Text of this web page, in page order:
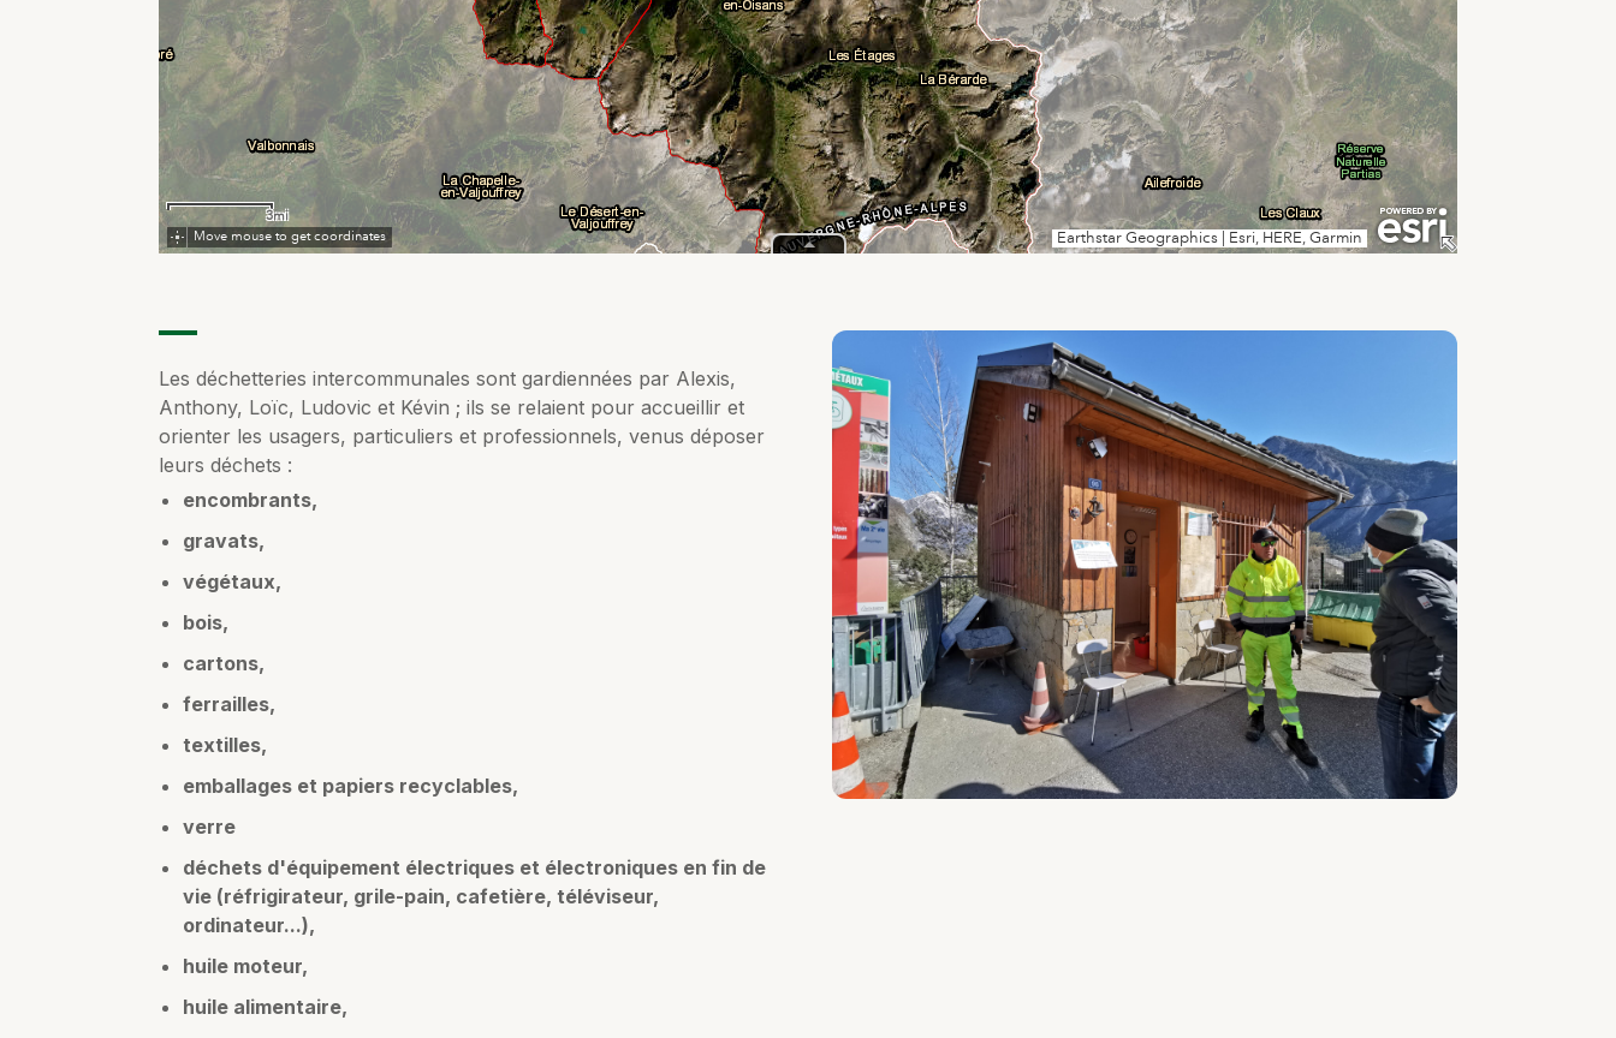
Les déchetteries intercommunales sont gardiennées par Alexis,
Anthony, Loïc, Ludovic et Kévin ; ils se relaient pour accueillir et
orienter les usagers, particuliers et professionnels, venus déposer
leurs déchets :
encombrants,
gravats,
végétaux,
bois,
cartons,
ferrailles,
textilles,
emballages et papiers recyclables,
verre
déchets d'équipement électriques et électroniques en fin de
vie (réfrigirateur, grile-pain, cafetière, téléviseur,
ordinateur...),
huile moteur,
huile alimentaire,